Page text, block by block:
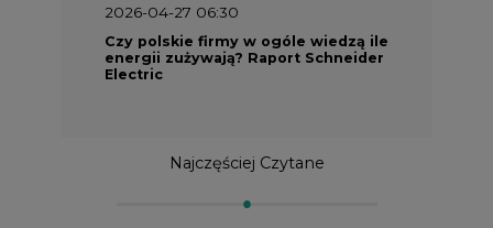
2026-04-27 06:30
Czy polskie firmy w ogóle wiedzą ile
energii zużywają? Raport Schneider
Electric
Najczęściej Czytane